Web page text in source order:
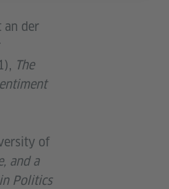
an der
The
of
and a
Politics